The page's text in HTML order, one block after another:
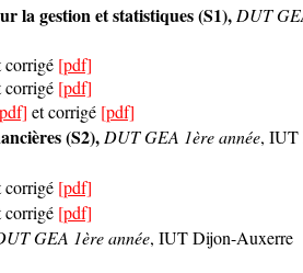
la gestion et statistiques (S1), DUT
corrigé [pdf]
corrigé [pdf]
et corrigé [pdf]
(S2), DUT GEA 1ère année, IUT
corrigé [pdf]
corrigé [pdf]
GEA 1ère année, IUT Dijon-Auxerre